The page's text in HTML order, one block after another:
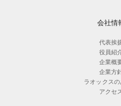
会社情
代表挨
役員紹
企業概
企業方
ラオックス
アクセ